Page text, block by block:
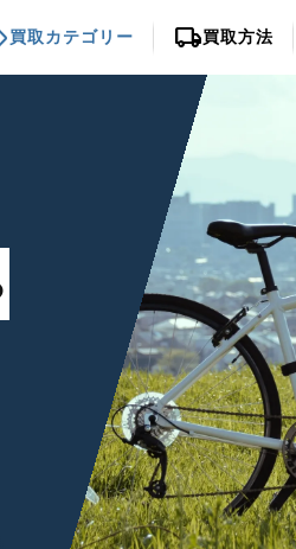
買取カテゴリー local_shipping買取方法